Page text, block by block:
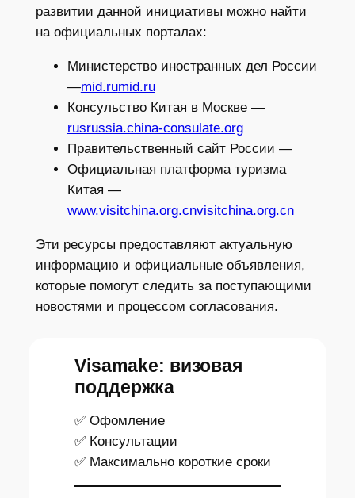
развитии данной инициативы можно найти
на официальных порталах:
Министерство иностранных дел России
—mid.rumid.ru
Консульство Китая в Москве —
rusrussia.china-consulate.org
Правительственный сайт России —
Официальная платформа туризма
Китая —
www.visitchina.org.cnvisitchina.org.cn
Эти ресурсы предоставляют актуальную
информацию и официальные объявления,
которые помогут следить за поступающими
новостями и процессом согласования.
Visamake: визовая
поддержка
✅ Офомление
✅ Консультации
✅ Максимально короткие сроки